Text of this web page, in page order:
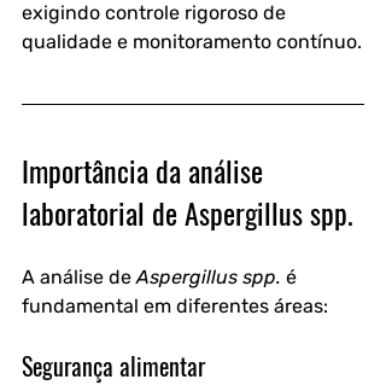
exigindo controle rigoroso de
qualidade e monitoramento contínuo.
Importância da análise
laboratorial de Aspergillus spp.
A análise de Aspergillus spp. é
fundamental em diferentes áreas:
Segurança alimentar